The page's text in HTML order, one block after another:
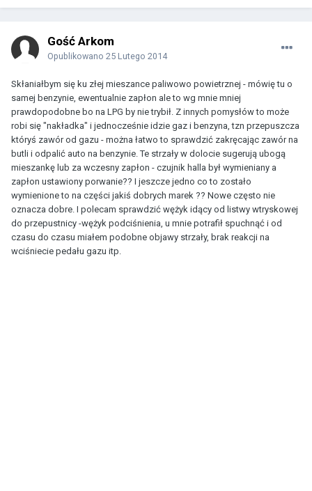
Gość Arkom
Opublikowano 25 Lutego 2014
Skłaniałbym się ku złej mieszance paliwowo powietrznej - mówię tu o
samej benzynie, ewentualnie zapłon ale to wg mnie mniej
prawdopodobne bo na LPG by nie trybił. Z innych pomysłów to może
robi się "nakładka" i jednocześnie idzie gaz i benzyna, tzn przepuszcza
któryś zawór od gazu - można łatwo to sprawdzić zakręcając zawór na
butli i odpalić auto na benzynie. Te strzały w dolocie sugerują ubogą
mieszankę lub za wczesny zapłon - czujnik halla był wymieniany a
zapłon ustawiony porwanie?? I jeszcze jedno co to zostało
wymienione to na części jakiś dobrych marek ?? Nowe często nie
oznacza dobre. I polecam sprawdzić wężyk idący od listwy wtryskowej
do przepustnicy -wężyk podciśnienia, u mnie potrafił spuchnąć i od
czasu do czasu miałem podobne objawy strzały, brak reakcji na
wciśniecie pedału gazu itp.